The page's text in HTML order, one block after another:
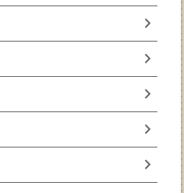
chevron_right
chevron_right
chevron_right
chevron_right
chevron_right